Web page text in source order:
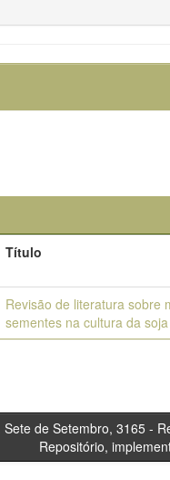
Título
Revisão de literatura sobre
sementes na cultura da soja
3165 -
Repositório,